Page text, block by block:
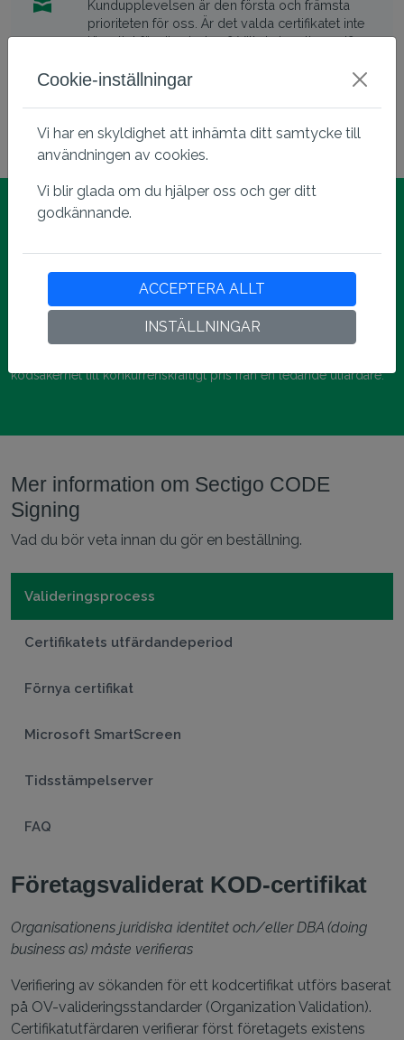
Kundupplevelsen är den första och främsta
prioriteten för oss. Är det valda certifikatet inte
lämpligt för dina behov? Vill du ha ett annat?
erbjuder 30 dagars återbetalningsgaranti för alla
för att veta mer.
SSLmentor rekommenderar
kodsäkerhet till konkurrenskraftigt pris från en ledande utfärdare.
Mer information om Sectigo CODE
Signing
Vad du bör veta innan du gör en beställning.
Valideringsprocess
Certifikatets utfärdandeperiod
Förnya certifikat
Microsoft SmartScreen
Tidsstämpelserver
FAQ
Företagsvaliderat KOD-certifikat
Organisationens juridiska identitet och/eller DBA (doing
business as) måste verifieras
Verifiering av sökanden för ett kodcertifikat utförs baserat
på OV-valideringsstandarder (Organization Validation).
Certifikatutfärdaren verifierar först företagets existens
Cookie-inställningar
Vi har en skyldighet att inhämta ditt samtycke till
användningen av cookies.
Vi blir glada om du hjälper oss och ger ditt
godkännande.
ACCEPTERA ALLT
INSTÄLLNINGAR